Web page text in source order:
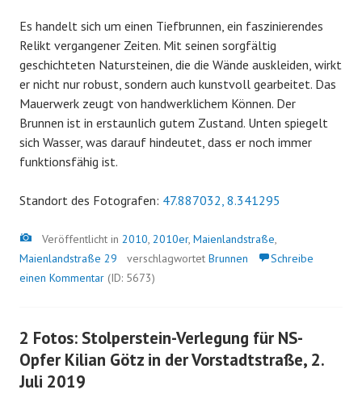
Es handelt sich um einen Tiefbrunnen, ein faszinierendes
Relikt vergangener Zeiten. Mit seinen sorgfältig
geschichteten Natursteinen, die die Wände auskleiden, wirkt
er nicht nur robust, sondern auch kunstvoll gearbeitet. Das
Mauerwerk zeugt von handwerklichem Können. Der
Brunnen ist in erstaunlich gutem Zustand. Unten spiegelt
sich Wasser, was darauf hindeutet, dass er noch immer
funktionsfähig ist.
Standort des Fotografen: 47.887032, 8.341295
Bild
Veröffentlicht in 2010, 2010er, Maienlandstraße,
Maienlandstraße 29
verschlagwortet Brunnen
Schreibe
einen Kommentar (ID: 5673)
2 Fotos: Stolperstein-Verlegung für NS-
Opfer Kilian Götz in der Vorstadtstraße, 2.
Juli 2019